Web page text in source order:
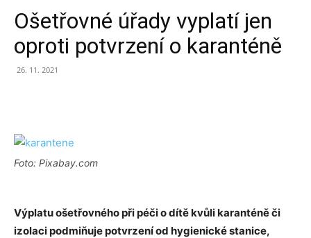
Ošetřovné úřady vyplatí jen
oproti potvrzení o karanténě
26. 11. 2021
Foto: Pixabay.com
Výplatu ošetřovného při péči o dítě kvůli karanténě či
izolaci podmiňuje potvrzení od hygienické stanice,